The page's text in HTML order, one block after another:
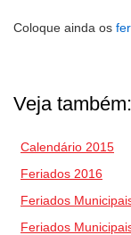
Coloque ainda os
Veja também:
Calendário 2015
Feriados 2016
Feriados
Feriados